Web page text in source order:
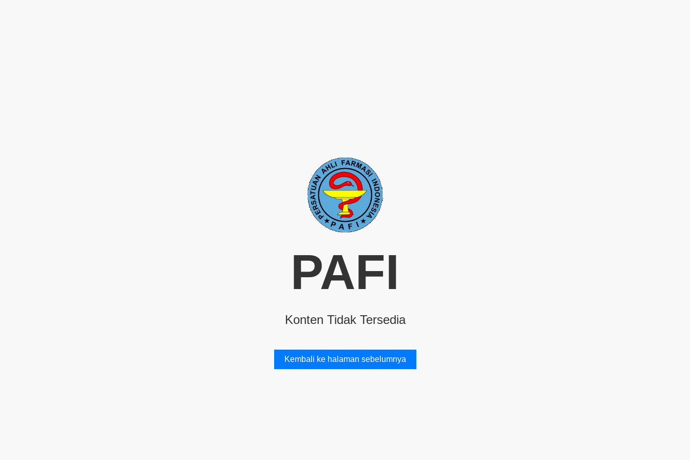
PAFI
Konten Tidak Tersedia
Kembali ke halaman sebelumnya